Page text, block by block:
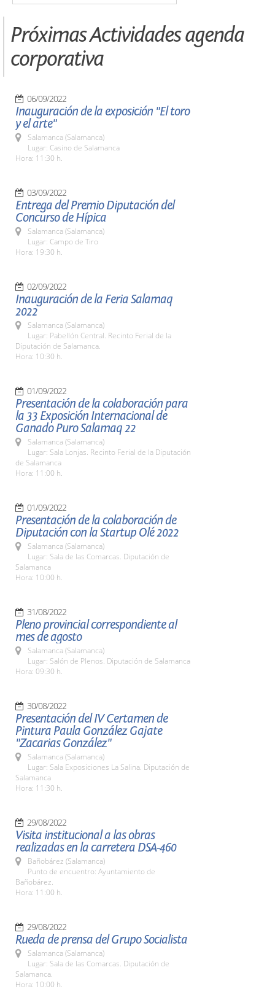
Próximas Actividades agenda
corporativa
06/09/2022
Inauguración de la exposición "El toro
y el arte"
Salamanca (Salamanca)
Lugar: Casino de Salamanca
Hora: 11:30 h.
03/09/2022
Entrega del Premio Diputación del
Concurso de Hípica
Salamanca (Salamanca)
Lugar: Campo de Tiro
Hora: 19:30 h.
02/09/2022
Inauguración de la Feria Salamaq
2022
Salamanca (Salamanca)
Lugar: Pabellón Central. Recinto Ferial de la
Diputación de Salamanca.
Hora: 10:30 h.
01/09/2022
Presentación de la colaboración para
la 33 Exposición Internacional de
Ganado Puro Salamaq 22
Salamanca (Salamanca)
Lugar: Sala Lonjas. Recinto Ferial de la Diputación
de Salamanca
Hora: 11:00 h.
01/09/2022
Presentación de la colaboración de
Diputación con la Startup Olé 2022
Salamanca (Salamanca)
Lugar: Sala de las Comarcas. Diputación de
Salamanca
Hora: 10:00 h.
31/08/2022
Pleno provincial correspondiente al
mes de agosto
Salamanca (Salamanca)
Lugar: Salón de Plenos. Diputación de Salamanca
Hora: 09:30 h.
30/08/2022
Presentación del IV Certamen de
Pintura Paula González Gajate
"Zacarias González"
Salamanca (Salamanca)
Lugar: Sala Exposiciones La Salina. Diputación de
Salamanca
Hora: 11:30 h.
29/08/2022
Visita institucional a las obras
realizadas en la carretera DSA-460
Bañobárez (Salamanca)
Punto de encuentro: Ayuntamiento de
Bañobárez.
Hora: 11:00 h.
29/08/2022
Rueda de prensa del Grupo Socialista
Salamanca (Salamanca)
Lugar: Sala de las Comarcas. Diputación de
Salamanca.
Hora: 10:00 h.